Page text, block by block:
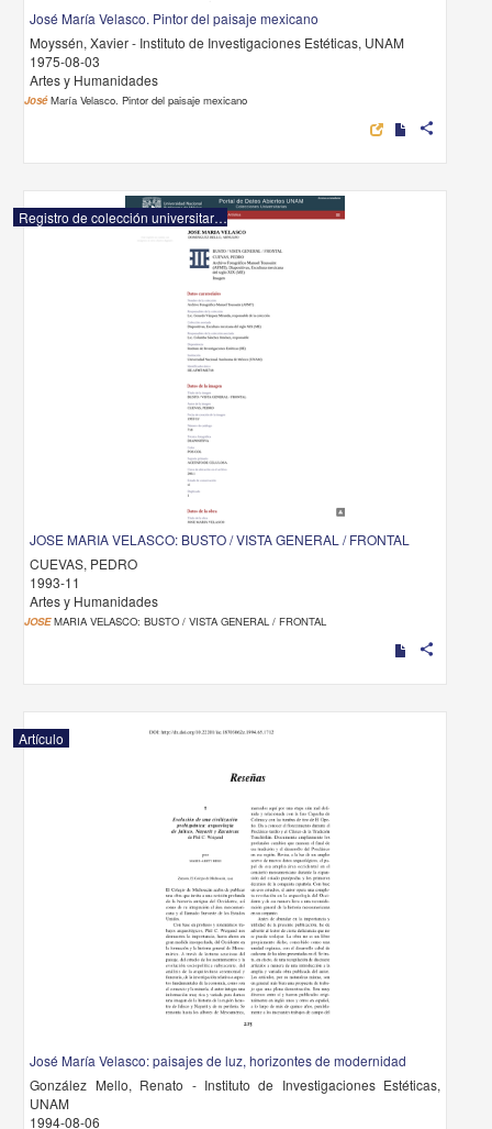
José María Velasco. Pintor del paisaje mexicano
Moyssén, Xavier - Instituto de Investigaciones Estéticas, UNAM
1975-08-03
Artes y Humanidades
JoséMaría Velasco. Pintor del paisaje mexicano
share
Registro de colección universitaria
JOSE MARIA VELASCO: BUSTO / VISTA GENERAL / FRONTAL
CUEVAS, PEDRO
1993-11
Artes y Humanidades
JOSEMARIA VELASCO: BUSTO / VISTA GENERAL / FRONTAL
share
Artículo
José María Velasco: paisajes de luz, horizontes de modernidad
González Mello, Renato - Instituto de Investigaciones Estéticas,
UNAM
1994-08-06